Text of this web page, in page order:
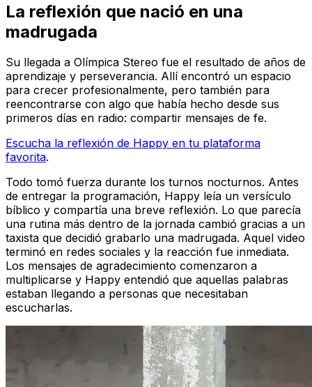
La reflexión que nació en una
madrugada
Su llegada a Olímpica Stereo fue el resultado de años de
aprendizaje y perseverancia. Allí encontró un espacio
para crecer profesionalmente, pero también para
reencontrarse con algo que había hecho desde sus
primeros días en radio: compartir mensajes de fe.
Escucha la reflexión de Happy en tu plataforma
favorita.
Todo tomó fuerza durante los turnos nocturnos. Antes
de entregar la programación, Happy leía un versículo
bíblico y compartía una breve reflexión. Lo que parecía
una rutina más dentro de la jornada cambió gracias a un
taxista que decidió grabarlo una madrugada. Aquel video
terminó en redes sociales y la reacción fue inmediata.
Los mensajes de agradecimiento comenzaron a
multiplicarse y Happy entendió que aquellas palabras
estaban llegando a personas que necesitaban
escucharlas.